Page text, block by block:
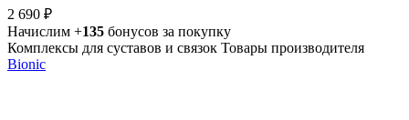
2 690 ₽
Начислим +135 бонусов за покупку
Комплексы для суставов и связок Товары производителя
Bionic